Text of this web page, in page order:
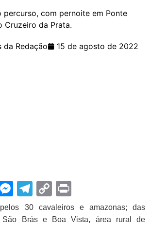
percurso, com pernoite em Ponte
Cruzeiro da Prata.
da Redação 15 de agosto de 2022
Messenger
Telegram
Copy
Link
30 cavaleiros e amazonas; das
São Brás e Boa Vista, área rural de